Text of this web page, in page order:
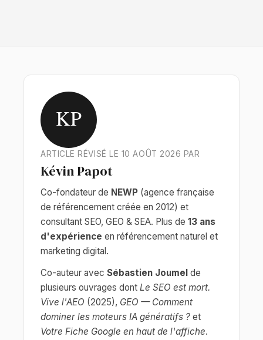
KP
ARTICLE RÉVISÉ LE 10 AOÛT 2026 PAR
Kévin Papot
Co-fondateur de NEWP (agence française
de référencement créée en 2012) et
consultant SEO, GEO & SEA. Plus de 13 ans
d'expérience en référencement naturel et
marketing digital.
Co-auteur avec Sébastien Joumel de
plusieurs ouvrages dont Le SEO est mort.
Vive l'AEO (2025), GEO — Comment
dominer les moteurs IA génératifs ? et
Votre Fiche Google en haut de l'affiche.